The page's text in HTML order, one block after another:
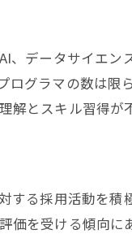
ン
なポイントと市場
データサイエ
グラマの数は限
とスキル習得が
る採用活動を積
を受ける傾向